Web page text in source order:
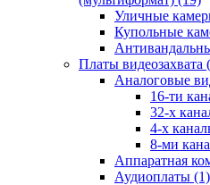
Уличные
Купольные
Платы видеозахвата
Аналоговые
16-ти
32-х
4-х
8-ми
Аппаратная
Аудиоплаты (1)